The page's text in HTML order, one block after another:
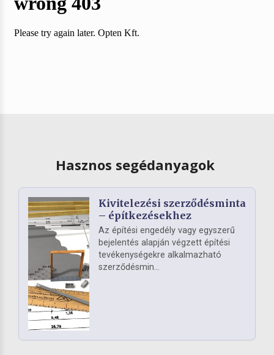
Hasznos segédanyagok
Kivitelezési szerződésminta
– építkezésekhez
Az építési engedély vagy egyszerű
bejelentés alapján végzett építési
tevékenységekre alkalmazható
szerződésmin...